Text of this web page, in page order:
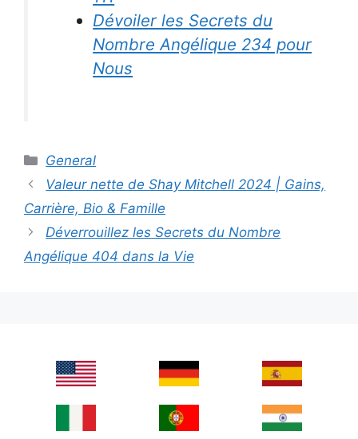
Dévoiler les Secrets du
Nombre Angélique 234 pour
Nous
Categories
General
Valeur nette de Shay Mitchell 2024 | Gains,
Carrière, Bio & Famille
Déverrouillez les Secrets du Nombre
Angélique 404 dans la Vie